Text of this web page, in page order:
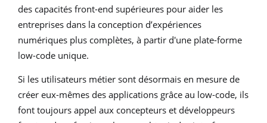
des capacités front-end supérieures pour aider les
entreprises dans la conception d’expériences
numériques plus complètes, à partir d'une plate-forme
low-code unique.
Si les utilisateurs métier sont désormais en mesure de
créer eux-mêmes des applications grâce au low-code, ils
font toujours appel aux concepteurs et développeurs